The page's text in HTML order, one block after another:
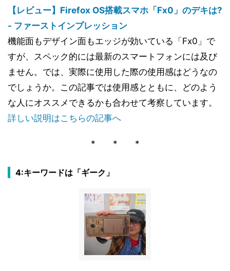
【レビュー】Firefox OS搭載スマホ「Fx0」のデキは?
- ファーストインプレッション
機能面もデザイン面もエッジが効いている「Fx0」で
すが、スペック的には最新のスマートフォンには及び
ません。では、実際に使用した際の使用感はどうなの
でしょうか。この記事では使用感とともに、どのよう
な人にオススメできるかも合わせて考察しています。
詳しい説明はこちらの記事へ
* * *
4:キーワードは「ギーク」